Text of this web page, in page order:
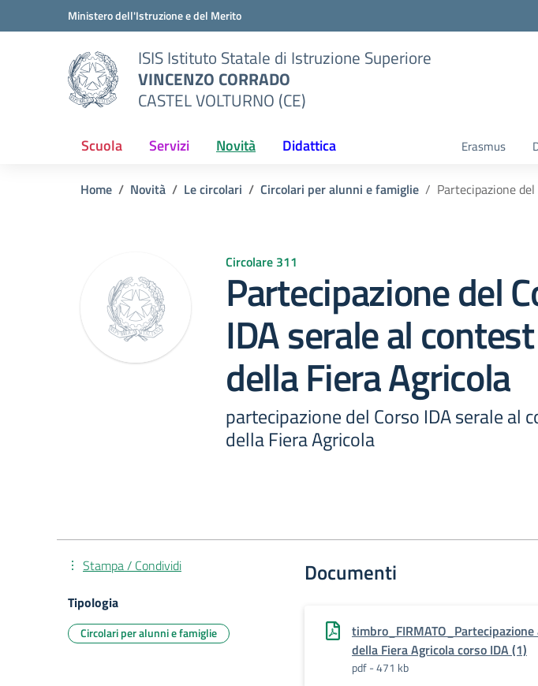
Vai ai contenuti
Vai al menu di navigazioneMinistero dell'Istruzione e del Merito
ISIS Istituto Statale di Istruzione Superiore
VINCENZO CORRADO
CASTEL VOLTURNO (CE)
Scuola Servizi Novità Didattica Erasmus
Home Novità Le circolari Circolari per alunni e famiglie Partecipazione
Circolare 311
Partecipazione del
IDA serale al contest
della Fiera Agricola
partecipazione del Corso IDA serale al
della Fiera Agricola
Documenti
della Fiera Agricola corso IDA (1)
pdf - 471 kb
Stampa / Condividi
Tipologia
Circolari per alunni e famiglie